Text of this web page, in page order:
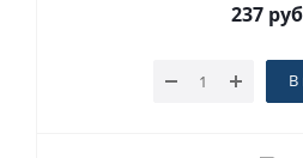
237
В